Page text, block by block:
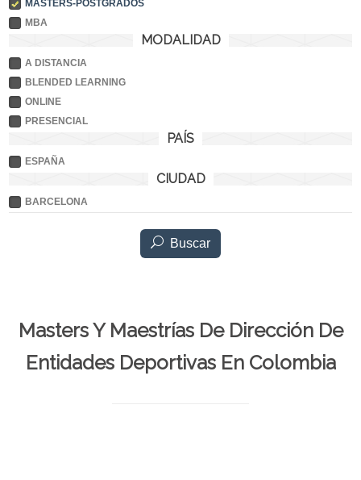
MASTERS-POSTGRADOS
MBA
MODALIDAD
A DISTANCIA
BLENDED LEARNING
ONLINE
PRESENCIAL
PAÍS
ESPAÑA
CIUDAD
BARCELONA
Buscar
Masters Y Maestrías De Dirección De
Entidades Deportivas En Colombia